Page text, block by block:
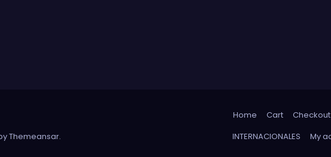
Themeansar.
Home Cart
Checkout
INTERNACIONALES
My